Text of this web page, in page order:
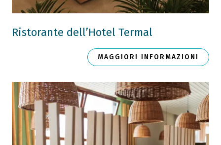
Ristorante dell’Hotel Termal
MAGGIORI INFORMAZIONI